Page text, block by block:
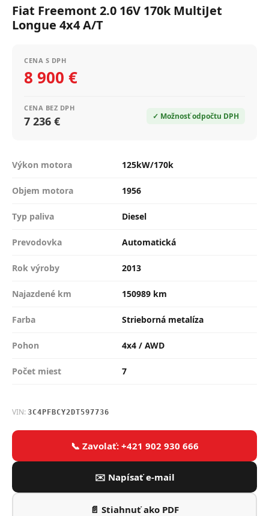
Fiat Freemont 2.0 16V 170k MultiJet
Longue 4x4 A/T
CENA S DPH
8 900 €
CENA BEZ DPH
7 236 € ✓ Možnosť odpočtu DPH
Výkon motora 125kW/170k
Objem motora 1956
Typ paliva Diesel
Prevodovka Automatická
Rok výroby 2013
Najazdené km 150989 km
Farba Strieborná metalíza
Pohon 4x4 / AWD
Počet miest 7
VIN: 3C4PFBCY2DT597736
📞 Zavolať: +421 902 930 666
✉️ Napísať e-mail
📄 Stiahnuť ako PDF